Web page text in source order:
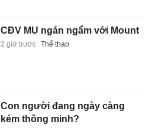
CĐV MU ngán ngẩm với Mount
2 giờ trước Thể thao
Con người đang ngày càng
kém thông minh?